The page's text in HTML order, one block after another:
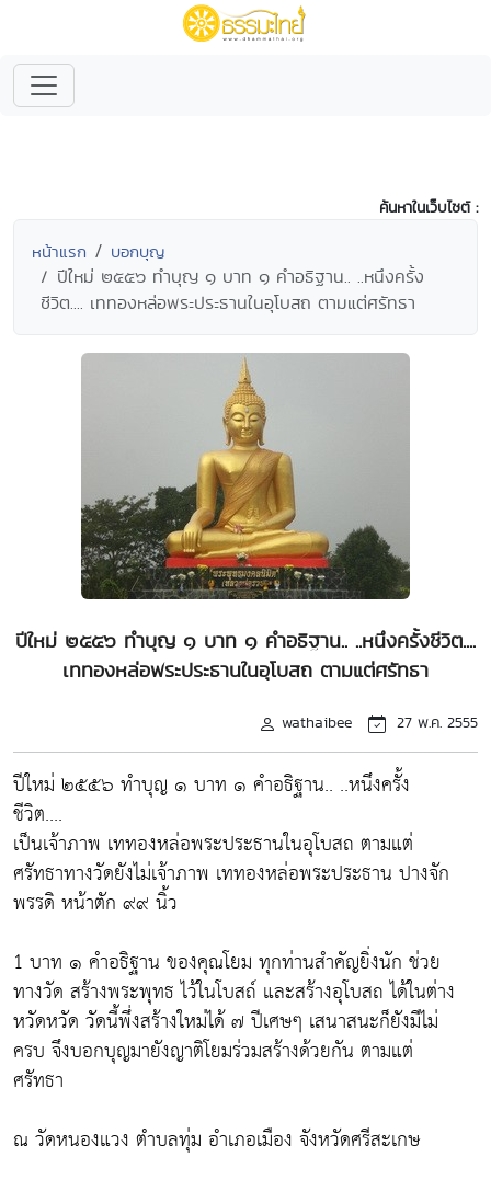
ค้นหาในเว็บไซต์ :
หน้าแรก บอกบุญ
ปีใหม่ ๒๕๕๖ ทำบุญ ๑ บาท ๑ คำอธิฐาน.. ..หนึงครั้ง
ชีวิต.... เททองหล่อพระประธานในอุโบสถ ตามแต่ศรัทธา
ปีใหม่ ๒๕๕๖ ทำบุญ ๑ บาท ๑ คำอธิฐาน.. ..หนึงครั้งชีวิต....
เททองหล่อพระประธานในอุโบสถ ตามแต่ศรัทธา
wathaibee 27 พ.ค. 2555
ปีใหม่ ๒๕๕๖ ทำบุญ ๑ บาท ๑ คำอธิฐาน.. ..หนึงครั้ง
ชีวิต....
เป็นเจ้าภาพ เททองหล่อพระประธานในอุโบสถ ตามแต่
ศรัทธาทางวัดยังไม่เจ้าภาพ เททองหล่อพระประธาน ปางจัก
พรรดิ หน้าตัก ๙๙ นิ้ว
1 บาท ๑ คำอธิฐาน ของคุณโยม ทุกท่านสำคัญยิ่งนัก ช่วย
ทางวัด สร้างพระพุทธ ไว้ในโบสถ์ และสร้างอุโบสถ ได้ในต่าง
หวัดหวัด วัดนี้พึ่งสร้างใหม่ได้ ๗ ปีเศษๆ เสนาสนะก็ยังมีไม่
ครบ จึงบอกบุญมายังญาติโยมร่วมสร้างด้วยกัน ตามแต่
ศรัทธา
ณ วัดหนองแวง ตำบลทุ่ม อำเภอเมือง จังหวัดศรีสะเกษ